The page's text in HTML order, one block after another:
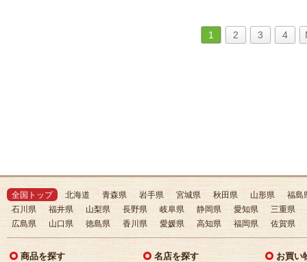
1 2 3 4
全国トップ 北海道 青森県 岩手県 宮城県 秋田県 山形県
福島
石川県
福井県 山梨県 長野県 岐阜県 静岡県 愛知県
三重県
広島県
山口県 徳島県 香川県 愛媛県 高知県 福岡県 佐賀県
商品を探す 名店を探す お買い